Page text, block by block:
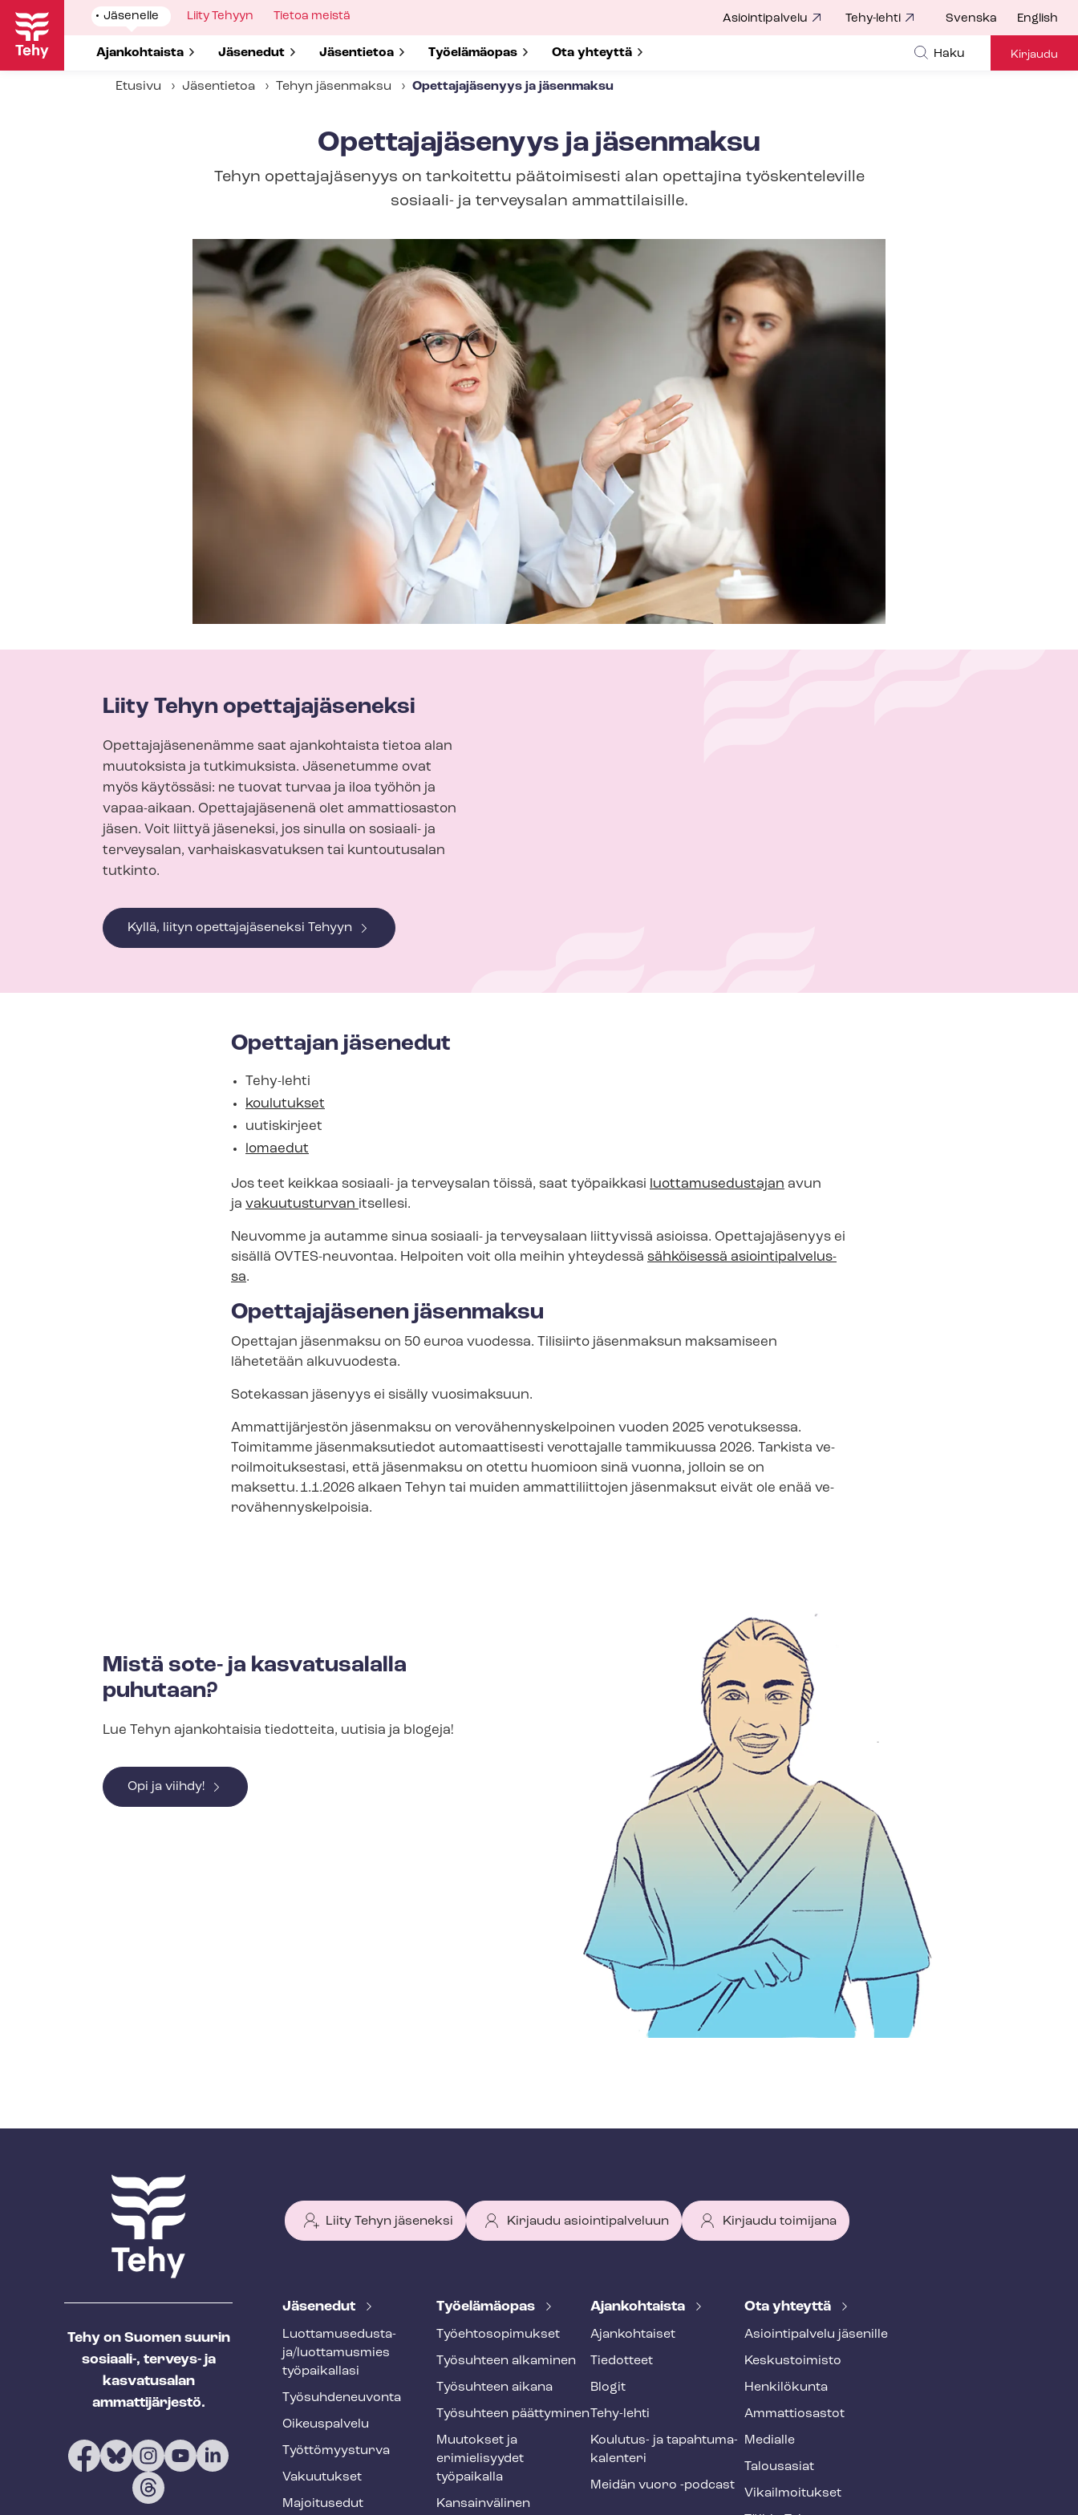
Hyppää
pääsisältöön
Show
submenu
Jäsenelle
Show submenu for
Ajankohtaista Show submenu for
Jäsenedut Show submenu for
Jäsentietoa Show submenu for
Työelämäopas Show submenu for
Ota yhteyttä
Show
Liity Tehyyn
Show
Tietoa meistä Asiointipalvelu Tehy-lehti Svenska English
Haku Kirjaudu
Etusivu Jäsentietoa Tehyn jäsenmaksu Opettajajäsenyys ja jäsenmaksu
Opettajajäsenyys ja jäsenmaksu
Tehyn opettajajäsenyys on tarkoitettu päätoimisesti alan opettajina työskenteleville
sosiaali- ja terveysalan ammattilaisille.
Liity Tehyn opettajajäseneksi
Opet­ta­ja­jä­se­ne­näm­me saat ajankohtaista tietoa alan
muutoksista ja tutkimuksista. Jäsenetumme ovat
myös käytössäsi: ne tuovat turvaa ja iloa työhön ja
vapaa-aikaan. Opettajajäsenenä olet ammattiosaston
jäsen. Voit liittyä jäseneksi, jos sinulla on sosiaali- ja
terveysalan, var­hais­kas­va­tuk­sen tai kuntoutusalan
tutkinto.
Kyllä, liityn opettajajäseneksi Tehyyn
Opettajan jäsenedut
Tehy-lehti
koulutukset
uutiskirjeet
lomaedut
Jos teet keikkaa sosiaali- ja terveysalan töissä, saat työpaikkasi luot­ta­muse­dus­ta­jan avun
ja vakuutusturvan itsellesi.
Neuvomme ja autamme sinua sosiaali- ja terveysalaan liittyvissä asioissa. Opettajajäsenyys ei
sisällä OVTES-neuvontaa. Helpoiten voit olla meihin yhteydessä sähköisessä asioin­ti­pal­ve­lus­
sa.
Opettajajäsenen jäsenmaksu
Opettajan jäsenmaksu on 50 euroa vuodessa. Tilisiirto jäsenmaksun maksamiseen
lähetetään alkuvuodesta.
Sotekassan jäsenyys ei sisälly vuosimaksuun.
Ammattijärjestön jäsenmaksu on ve­ro­vä­hen­nys­kel­poi­nen vuoden 2025 verotuksessa.
Toimitamme jäsenmaksutiedot automaattisesti verottajalle tammikuussa 2026. Tarkista ve­
roil­moi­tuk­ses­ta­si, että jäsenmaksu on otettu huomioon sinä vuonna, jolloin se on
maksettu. 1.1.2026 alkaen Tehyn tai muiden ammattiliittojen jäsenmaksut eivät ole enää ve­
ro­vä­hen­nys­kel­poi­sia.
Mistä sote- ja kasvatusalalla
puhutaan?
Lue Tehyn ajankohtaisia tiedotteita, uutisia ja blogeja!
Opi ja viihdy!
Tehy on Suomen suurin
sosiaali-, terveys- ja
kasvatusalan
ammattijärjestö.
Liity Tehyn jäseneksi Kirjaudu asiointipalveluun Kirjaudu toimijana
T
h
y
f
o
o
t
e
Jäsenedut
Luot­ta­muse­dus­ta­
ja/luottamusmies
työpaikallasi
Työ­suh­de­neu­von­ta
Oikeuspalvelu
Työt­tö­myys­tur­va
Vakuutukset
Majoitusedut
Työelämäopas
Työ­eh­to­so­pi­muk­set
Työsuhteen alkaminen
Työsuhteen aikana
Työsuhteen päättyminen
Muutokset ja
erimielisyydet
työpaikalla
Kansainvälinen
Ajankohtaista
Ajankohtaiset
Tiedotteet
Blogit
Tehy-lehti
Koulutus- ja ta­pah­tu­ma­
ka­len­te­ri
Meidän vuoro -podcast
Ota yhteyttä
Asioin­ti­pal­ve­lu jäsenille
Keskustoimisto
Henkilökunta
Ammattiosastot
Medialle
Talousasiat
Vi­kail­moi­tuk­set